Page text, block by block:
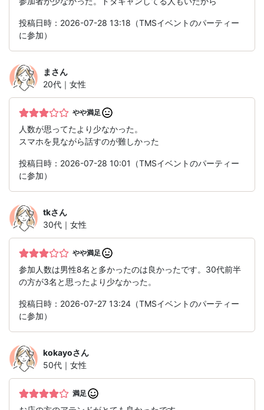
投稿日時：2026-07-28 13:18（TMSイベントのパーティー
に参加）
ま さん
20代｜女性
やや満足
人数が思ってたより少なかった。
スマホを見ながら話すのが難しかった
投稿日時：2026-07-28 10:01（TMSイベントのパーティー
に参加）
tkさん
30代｜女性
やや満足
参加人数は男性8名と多かったのは良かったです。30代前半
の方が3名と思ったより少なかった。
投稿日時：2026-07-27 13:24（TMSイベントのパーティー
に参加）
kokayoさん
50代｜女性
満足